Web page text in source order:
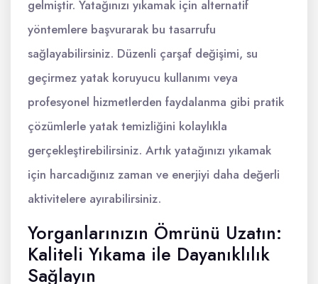
gelmiştir. Yatağınızı yıkamak için alternatif
yöntemlere başvurarak bu tasarrufu
sağlayabilirsiniz. Düzenli çarşaf değişimi, su
geçirmez yatak koruyucu kullanımı veya
profesyonel hizmetlerden faydalanma gibi pratik
çözümlerle yatak temizliğini kolaylıkla
gerçekleştirebilirsiniz. Artık yatağınızı yıkamak
için harcadığınız zaman ve enerjiyi daha değerli
aktivitelere ayırabilirsiniz.
Yorganlarınızın Ömrünü Uzatın:
Kaliteli Yıkama ile Dayanıklılık
Sağlayın